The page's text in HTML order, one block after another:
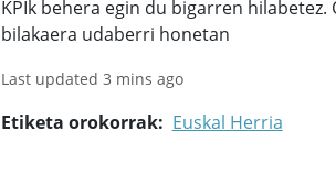
KPIk behera egin du bigarren
bilakaera udaberri honetan
Last updated 3 mins ago
Etiketa orokorrak Euskal Herria